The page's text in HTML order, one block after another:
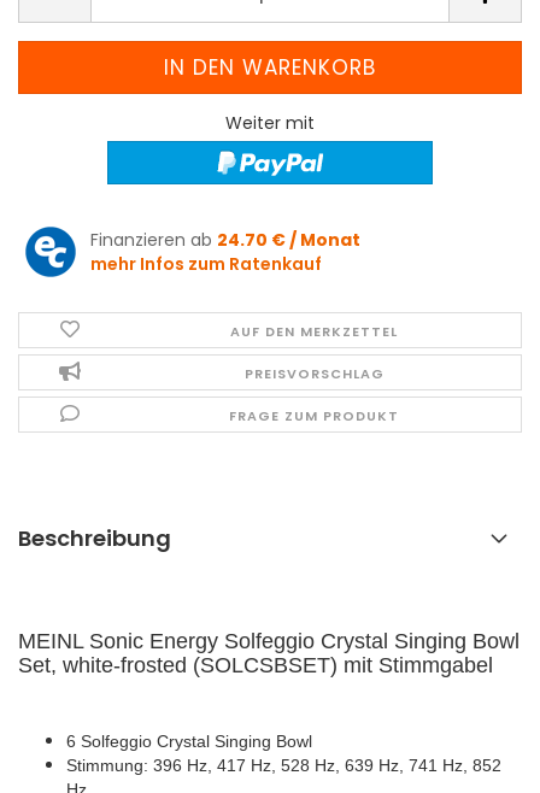
Weiter mit
Finanzieren ab 24.70 € / Monat
mehr Infos zum Ratenkauf
AUF DEN MERKZETTEL
PREISVORSCHLAG
FRAGE ZUM PRODUKT
Beschreibung
MEINL Sonic Energy Solfeggio Crystal Singing Bowl
Set, white-frosted (SOLCSBSET) mit Stimmgabel
6 Solfeggio Crystal Singing Bowl
Stimmung: 396 Hz, 417 Hz, 528 Hz, 639 Hz, 741 Hz, 852